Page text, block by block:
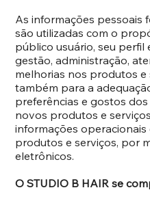
As informações pessoais
são utilizadas com o
público usuário, seu
gestão, administração,
melhorias nos produtos e
também para a
preferências e gostos
novos produtos e
informações operacionais
produtos e serviços, por
eletrônicos.
O STUDIO B HAIR se